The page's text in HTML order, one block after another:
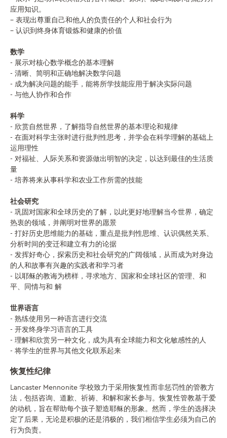
应用知识。
– 表现出尊重自己和他人的负责任的个人和社会行为
– 认识到终身体育锻炼和健康的价值
数学
- 展示对核心数学概念的基本理解
- 清晰、简明和正确地解决数学问题
- 成为解决问题的能手，能将所学技能应用于解决实际问题
- 与他人协作和合作
科学
- 欣赏自然世界，了解指导自然世界的基本理论和规律
- 在面对科学主张时进行批判性思考，并学会在科学理解的基础上
运用理性
- 对福祉、人际关系和资源做出明智的决定，以达到最佳的生活质
量
- 培养将来从事科学和农业工作所需的技能
社会研究
- 巩固对国家和全球历史的了解，以此更好地理解当今世界，确定
热衷的领域，并阐明对世界的愿景
- 打好历史思维能力的基础，重点是批判性思维、认识偶然关系、
分析时间的变迁和建立有力的论据
- 发挥好奇心，探索历史和社会研究的广阔领域，从而成为对身边
的人和故事有兴趣的实践者和学习者
- 以耶稣的教诲为榜样，寻求地方、国家和全球社区的管理、和
平、同情与和 解
世界语言
- 熟练使用另一种语言进行交流
- 开发终身学习语言的工具
- 理解和欣赏另一种文化，成为具有全球能力和文化敏感性的人
- 将学生的世界与其他文化联系起来
恢复性纪律
Lancaster Mennonite 学校致力于采用恢复性而非惩罚性的管教方
法，包括咨询、道歉、祈祷、和解和家长参与。恢复性管教基于爱
的动机，旨在帮助每个孩子塑造耶稣的形象。然而，学生的选择决
定了后果，无论是积极的还是消极的，我们相信学生必须为自己的
行为负责。